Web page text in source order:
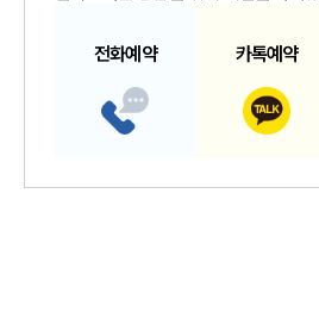
전화예약 카톡예약